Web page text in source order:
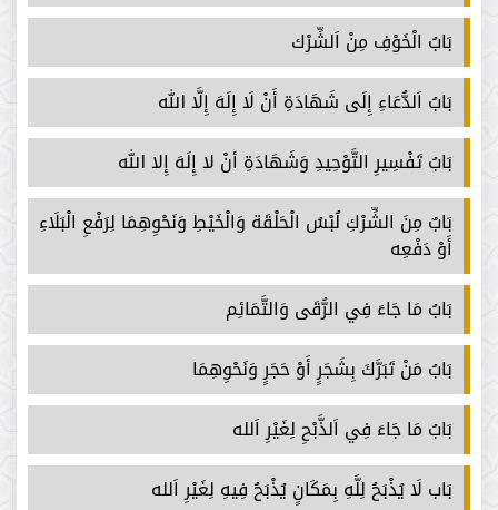
بَابُ الْخَوْفِ مِنْ اَلشِّرْك
بَابُ اَلدُّعَاءِ إِلَى شَهَادَةِ أَنْ لَا إِلَهَ إِلَّا الله
بَابُ تَفْسِيرِ التَّوْحِيدِ وَشَهَادَةِ أنْ لا إِلَهَ إِلا الله
بَابٌ مِنَ الشِّرْكِ لُبْسُ الْحَلْقَة وَالْخَيْطِ وَنَحْوِهِمَا لِرَفْعِ الْبَلَاءِ
أَوْ دَفْعِه
بَابُ مَا جَاءَ فِي الرُّقَى وَالتَّمَائِم
بَابُ مَنْ تَبَرَّكَ بِشَجَرٍ أَوْ حَجَرٍ وَنَحْوِهِمَا
بَابُ مَا جَاءَ فِي اَلذَّبْحِ لِغَيْرِ اَلله
بَاب لَا يُذْبَحُ لِلَّهِ بِمَكَانٍ يُذْبَحُ فِيهِ لِغَيْرِ اَلله